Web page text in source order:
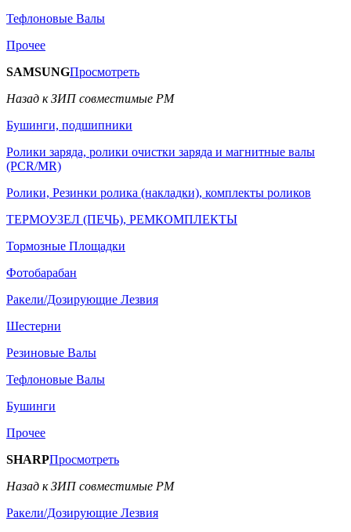
Тефлоновые Валы
Прочее
SAMSUNGПросмотреть
Назад к ЗИП совместимые РМ
Бушинги, подшипники
Ролики заряда, ролики очистки заряда и магнитные валы
(PCR/MR)
Ролики, Резинки ролика (накладки), комплекты роликов
ТЕРМОУЗЕЛ (ПЕЧЬ), РЕМКОМПЛЕКТЫ
Тормозные Площадки
Фотобарабан
Ракели/Дозирующие Лезвия
Шестерни
Резиновые Валы
Тефлоновые Валы
Бушинги
Прочее
SHARPПросмотреть
Назад к ЗИП совместимые РМ
Ракели/Дозирующие Лезвия